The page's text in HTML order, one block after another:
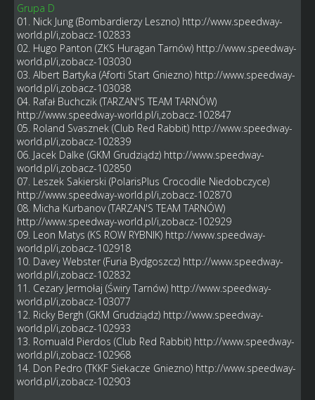
Grupa D
01. Nick Jung (Bombardierzy Leszno) http://www.speedway-
world.pl/i,zobacz-102833
02. Hugo Panton (ZKS Huragan Tarnów) http://www.speedway-
world.pl/i,zobacz-103030
03. Albert Bartyka (Aforti Start Gniezno) http://www.speedway-
world.pl/i,zobacz-103038
04. Rafał Buchczik (TARZAN'S TEAM TARNÓW)
http://www.speedway-world.pl/i,zobacz-102847
05. Roland Svasznek (Club Red Rabbit) http://www.speedway-
world.pl/i,zobacz-102839
06. Jacek Dalke (GKM Grudziądz) http://www.speedway-
world.pl/i,zobacz-102850
07. Leszek Sakierski (PolarisPlus Crocodile Niedobczyce)
http://www.speedway-world.pl/i,zobacz-102870
08. Micha Kurbanov (TARZAN'S TEAM TARNÓW)
http://www.speedway-world.pl/i,zobacz-102929
09. Leon Matys (KS ROW RYBNIK) http://www.speedway-
world.pl/i,zobacz-102918
10. Davey Webster (Furia Bydgoszcz) http://www.speedway-
world.pl/i,zobacz-102832
11. Cezary Jermołaj (Świry Tarnów) http://www.speedway-
world.pl/i,zobacz-103077
12. Ricky Bergh (GKM Grudziądz) http://www.speedway-
world.pl/i,zobacz-102933
13. Romuald Pierdos (Club Red Rabbit) http://www.speedway-
world.pl/i,zobacz-102968
14. Don Pedro (TKKF Siekacze Gniezno) http://www.speedway-
world.pl/i,zobacz-102903